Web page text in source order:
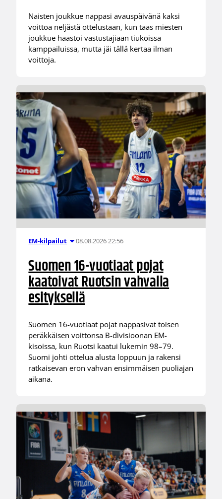
Naisten joukkue nappasi avauspäivänä kaksi
voittoa neljästä ottelustaan, kun taas miesten
joukkue haastoi vastustajiaan tiukoissa
kamppailuissa, mutta jäi tällä kertaa ilman
voittoja.
EM-kilpailut 08.08.2026 22:56
Suomen 16-vuotiaat pojat
kaatoivat Ruotsin vahvalla
esityksellä
Suomen 16-vuotiaat pojat nappasivat toisen
peräkkäisen voittonsa B-divisioonan EM-
kisoissa, kun Ruotsi kaatui lukemin 98–79.
Suomi johti ottelua alusta loppuun ja rakensi
ratkaisevan eron vahvan ensimmäisen puoliajan
aikana.